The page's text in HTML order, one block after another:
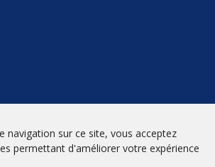
navigation sur ce site, vous acceptez
permettant d'améliorer votre expérience